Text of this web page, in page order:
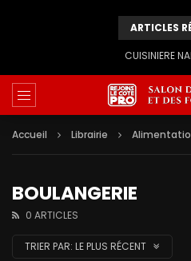
ARTICLES
CUISINIERE
Accueil Librairie
BOULANGERIE
0 ARTICLES
TRIER PAR: LE PLUS RÉCENT